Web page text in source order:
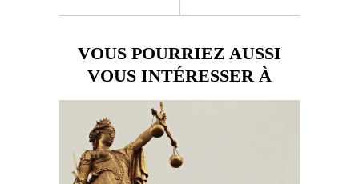
VOUS POURRIEZ AUSSI
VOUS INTÉRESSER À